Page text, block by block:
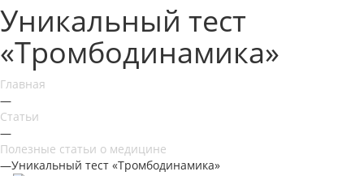
Уникальный тест
«Тромбодинамика»
Главная
—
Статьи
—
Полезные статьи о медицине
—Уникальный тест «Тромбодинамика»